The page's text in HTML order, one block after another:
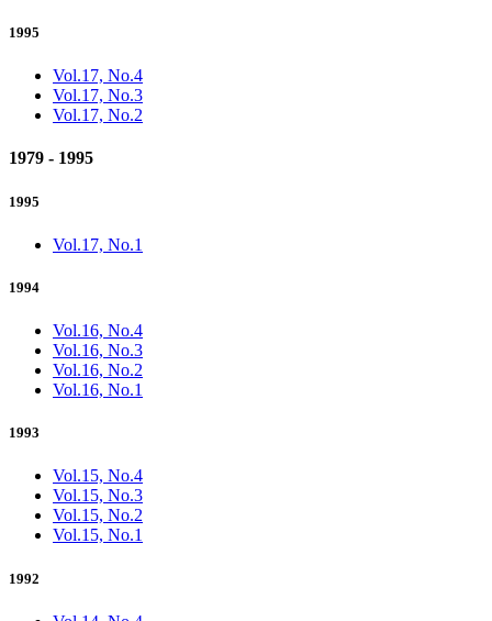
1995
Vol.17, No.4
Vol.17, No.3
Vol.17, No.2
1979 - 1995
1995
Vol.17, No.1
1994
Vol.16, No.4
Vol.16, No.3
Vol.16, No.2
Vol.16, No.1
1993
Vol.15, No.4
Vol.15, No.3
Vol.15, No.2
Vol.15, No.1
1992